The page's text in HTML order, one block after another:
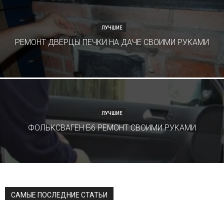
ЛУЧШИЕ
РЕМОНТ ДВЕРЦЫ ПЕЧКИ НА ДАЧЕ СВОИМИ РУКАМИ
ЛУЧШИЕ
ФОЛЬКСВАГЕН Б6 РЕМОНТ СВОИМИ РУКАМИ
САМЫЕ ПОСЛЕДНИЕ СТАТЬИ